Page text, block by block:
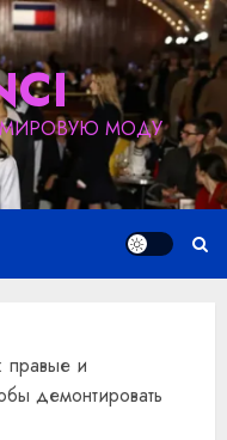
МИРОВУЮ МОДУ
правые и
демонтировать